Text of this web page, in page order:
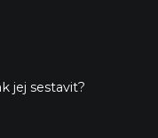
jej sestavit?